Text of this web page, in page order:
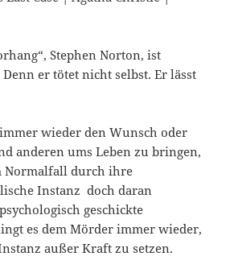
Stephen Norton, ist
er tötet nicht selbst. Er lässt
wieder den Wunsch oder
anderen ums Leben zu bringen,
Normalfall durch ihre
Instanz doch daran
geschickte
es dem Mörder immer wieder,
außer Kraft zu setzen.